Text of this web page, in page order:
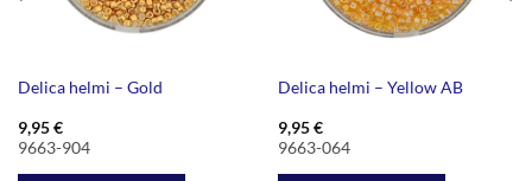
Delica helmi – Gold
9,95€
9663-904
Delica helmi – Yellow AB
9,95€
9663-064